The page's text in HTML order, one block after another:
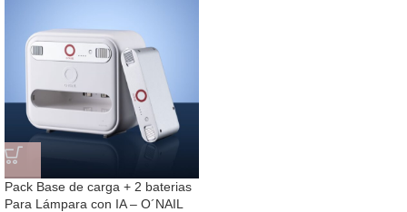
Pack Base de carga + 2 baterias
Para Lámpara con IA – O´NAIL